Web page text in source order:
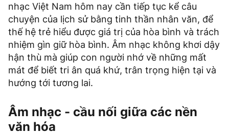
nhạc Việt Nam hôm nay cần tiếp tục kể câu
chuyện của lịch sử bằng tinh thần nhân văn, để
thế hệ trẻ hiểu được giá trị của hòa bình và trách
nhiệm gìn giữ hòa bình. Âm nhạc không khơi dậy
hận thù mà giúp con người nhớ về những mất
mát để biết tri ân quá khứ, trân trọng hiện tại và
hướng tới tương lai.
Âm nhạc - cầu nối giữa các nền
văn hóa